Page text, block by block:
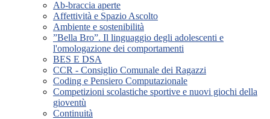
Ab-braccia aperte
Affettività e Spazio Ascolto
Ambiente e sostenibilità
”Bella Bro”. Il linguaggio degli adolescenti e
l'omologazione dei comportamenti
BES E DSA
CCR - Consiglio Comunale dei Ragazzi
Coding e Pensiero Computazionale
Competizioni scolastiche sportive e nuovi giochi della
gioventù
Continuità